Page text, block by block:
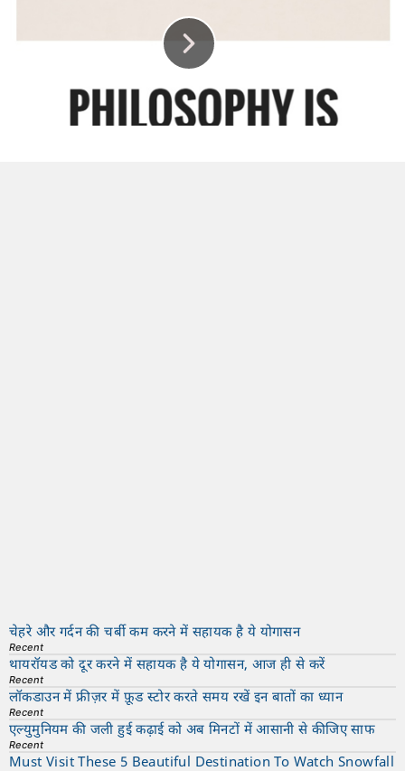
चेहरे और गर्दन की चर्बी कम करने में सहायक है ये योगासन
Recent
थायरॉयड को दूर करने में सहायक है ये योगासन, आज ही से करें
Recent
लॉकडाउन में फ्रीज़र में फ़ूड स्टोर करते समय रखें इन बातों का ध्यान
Recent
एल्युमुनियम की जली हुई कढ़ाई को अब मिनटों में आसानी से कीजिए साफ
Recent
Must Visit These 5 Beautiful Destination To Watch Snowfall